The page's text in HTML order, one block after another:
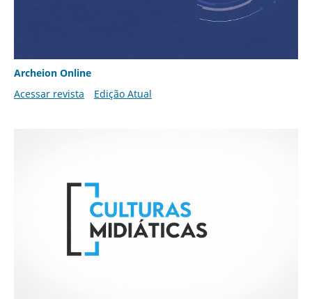
Archeion Online
Acessar revista
Edição Atual